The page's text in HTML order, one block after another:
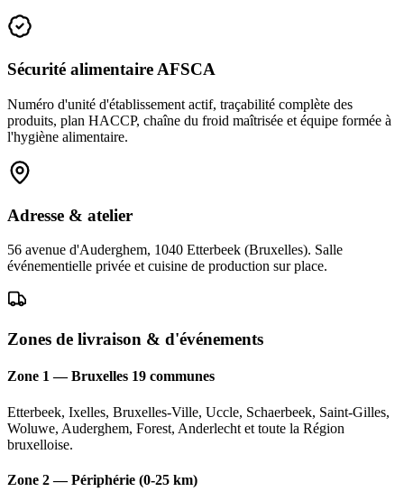
Sécurité alimentaire AFSCA
Numéro d'unité d'établissement actif, traçabilité complète des
produits, plan HACCP, chaîne du froid maîtrisée et équipe formée à
l'hygiène alimentaire.
Adresse & atelier
56 avenue d'Auderghem, 1040 Etterbeek (Bruxelles). Salle
événementielle privée et cuisine de production sur place.
Zones de livraison & d'événements
Zone 1 — Bruxelles 19 communes
Etterbeek, Ixelles, Bruxelles-Ville, Uccle, Schaerbeek, Saint-Gilles,
Woluwe, Auderghem, Forest, Anderlecht et toute la Région
bruxelloise.
Zone 2 — Périphérie (0-25 km)